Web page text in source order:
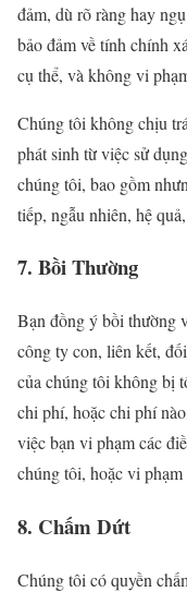
đảm, dù rõ ràng hay
bảo đảm về tính chính
cụ thể, và không vi
Chúng tôi không chịu
phát sinh từ việc sử
chúng tôi, bao gồm
tiếp, ngẫu nhiên, hệ
7. Bồi Thường
Bạn đồng ý bồi thường
công ty con, liên kết,
của chúng tôi không bị
chi phí, hoặc chi phí
việc bạn vi phạm các
chúng tôi, hoặc vi
8. Chấm Dứt
Chúng tôi có quyền